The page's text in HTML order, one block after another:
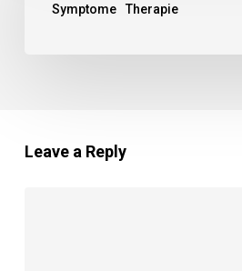
Symptome Therapie
Leave a Reply